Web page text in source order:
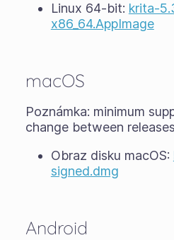
Linux 64-bit: krita-
x86_64.AppImage
macOS
Poznámka: minimum
change between
Obraz disku macOS:
signed.dmg
Android